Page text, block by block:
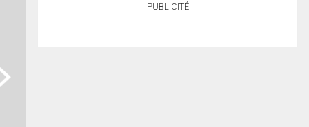
PUBLICITÉ